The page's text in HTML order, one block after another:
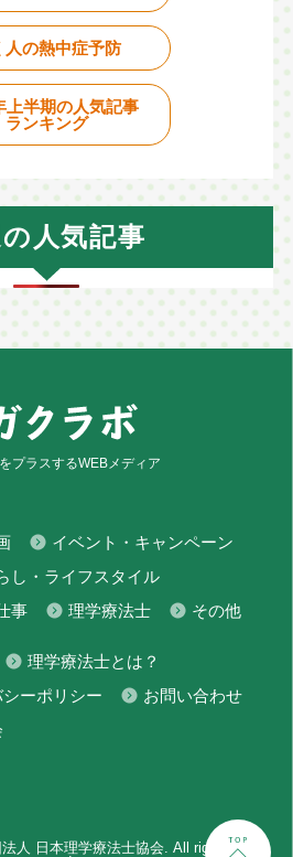
人の熱中症予防
上半期の人気記事
ランキング
人気記事
プラスするWEBメディア
イベント・キャンペーン
し・ライフスタイル
事 理学療法士 その他
理学療法士とは？
ーポリシー
お問い合わせ
人 日本理学療法士協会. All rights